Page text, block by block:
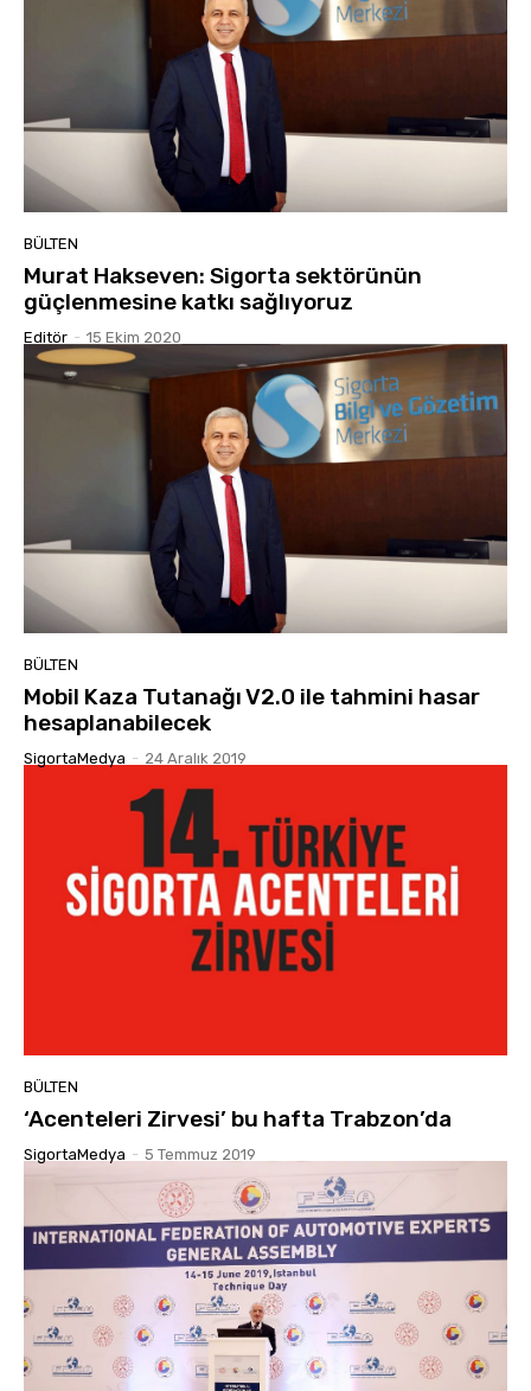
BÜLTEN
Murat Hakseven: Sigorta sektörünün
güçlenmesine katkı sağlıyoruz
Editör - 15 Ekim 2020
BÜLTEN
Mobil Kaza Tutanağı V2.0 ile tahmini hasar
hesaplanabilecek
SigortaMedya - 24 Aralık 2019
BÜLTEN
‘Acenteleri Zirvesi’ bu hafta Trabzon’da
SigortaMedya - 5 Temmuz 2019